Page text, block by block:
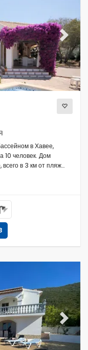
Next
в Хавее,
10 человек. Дом
в 3 км от пляжа
Next